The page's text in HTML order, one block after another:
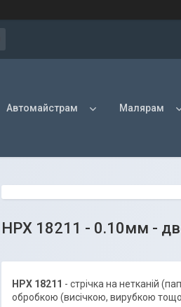
Автомайстрам Малярам
HPX 18211 - 0.10мм -
HPX 18211 - стрічка на нетканій
обробкою (висічкою, вирубкою